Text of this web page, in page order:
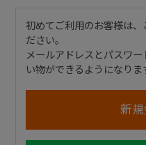
初めてご利用のお客様は、
ださい。
メールアドレスとパスワ
い物ができるようになりま